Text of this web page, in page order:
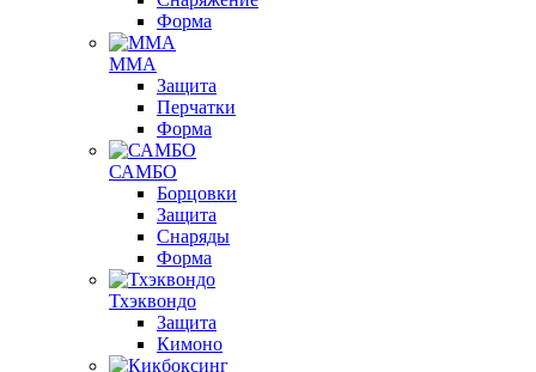
Форма
ММА
Защита
Перчатки
Форма
САМБО
Борцовки
Защита
Снаряды
Форма
Тхэквондо
Защита
Кимоно